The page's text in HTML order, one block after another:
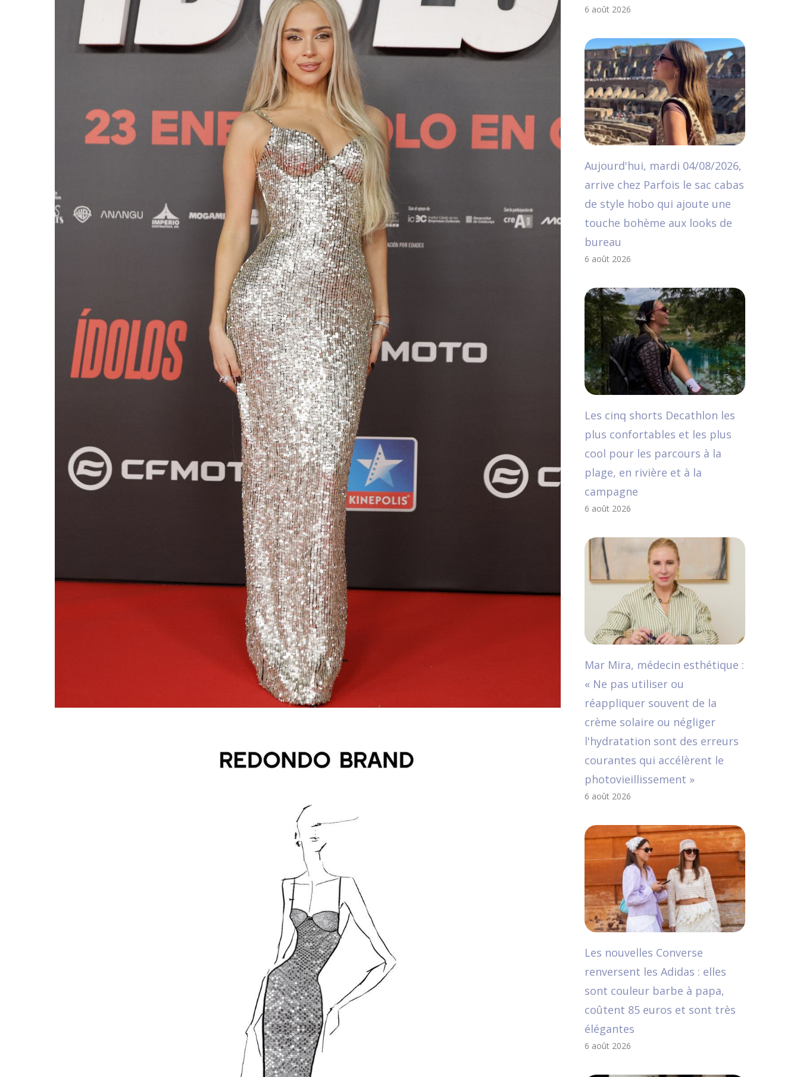
6 août 2026
Aujourd'hui, mardi 04/08/2026,
arrive chez Parfois le sac cabas
de style hobo qui ajoute une
touche bohème aux looks de
bureau
6 août 2026
Les cinq shorts Decathlon les
plus confortables et les plus
cool pour les parcours à la
plage, en rivière et à la
campagne
6 août 2026
Mar Mira, médecin esthétique :
« Ne pas utiliser ou
réappliquer souvent de la
crème solaire ou négliger
l'hydratation sont des erreurs
courantes qui accélèrent le
photovieillissement »
6 août 2026
Les nouvelles Converse
renversent les Adidas : elles
sont couleur barbe à papa,
coûtent 85 euros et sont très
élégantes
6 août 2026